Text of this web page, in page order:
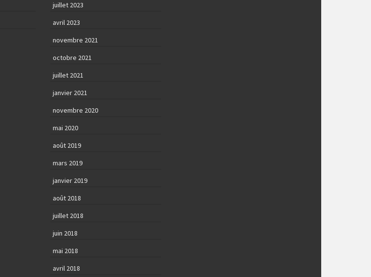
juillet 2023
avril 2023
novembre 2021
octobre 2021
juillet 2021
janvier 2021
novembre 2020
mai 2020
août 2019
mars 2019
janvier 2019
août 2018
juillet 2018
juin 2018
mai 2018
avril 2018